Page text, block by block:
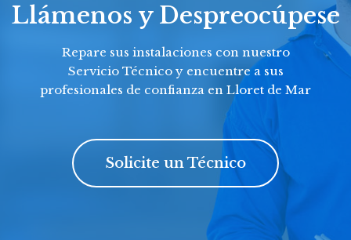
Llámenos y Despreocúpese
Repare sus instalaciones con nuestro
Servicio Técnico y encuentre a sus
profesionales de confianza en Lloret de Mar
Solicite un Técnico